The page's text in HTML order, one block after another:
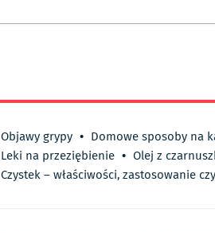
Objawy grypy • Domowe sposoby na
Leki na przeziębienie • Olej z
Czystek – właściwości, zastosowanie